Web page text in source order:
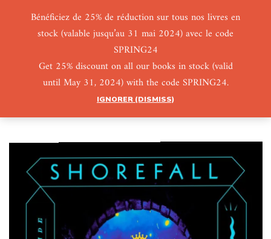
Bénéficiez de 25% de réduction sur tous nos livres en
stock (valable jusqu’au 31 mai 2024) avec le code
SPRING24
Get 25% discount on all our books in stock (valid
until May 31, 2024) with the code SPRING24.
IGNORER (DISMISS)
0 0